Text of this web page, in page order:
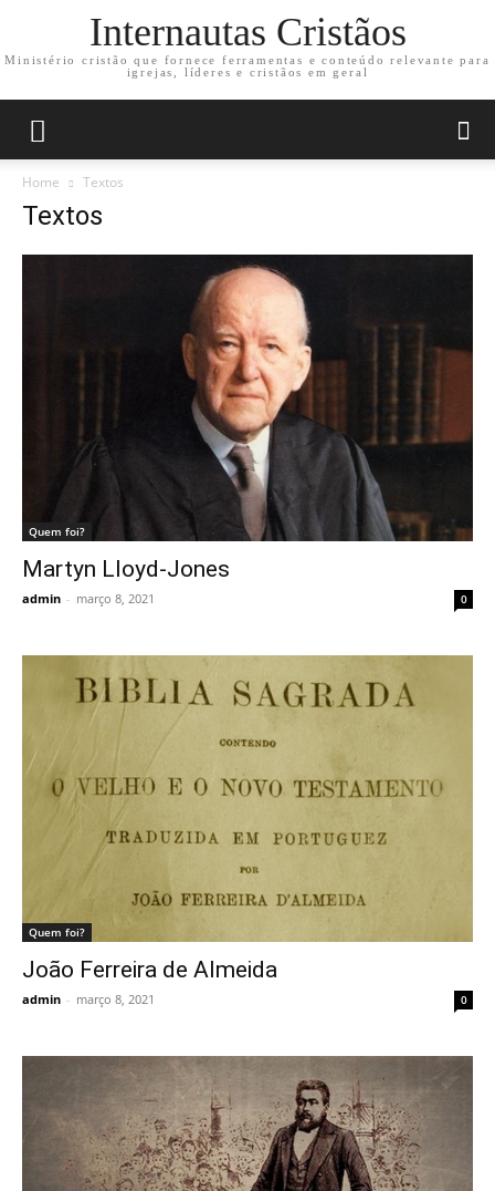
Internautas Cristãos
Ministério cristão que fornece ferramentas e conteúdo relevante para
igrejas, líderes e cristãos em geral
Home Textos
Textos
Quem foi?
Martyn Lloyd-Jones
admin - março 8, 2021 0
Quem foi?
João Ferreira de Almeida
admin - março 8, 2021 0